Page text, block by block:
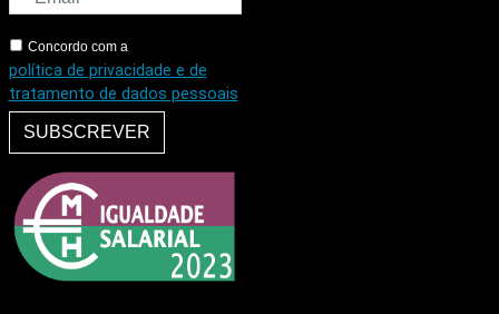
Concordo com a
política de privacidade e de
tratamento de dados pessoais
SUBSCREVER